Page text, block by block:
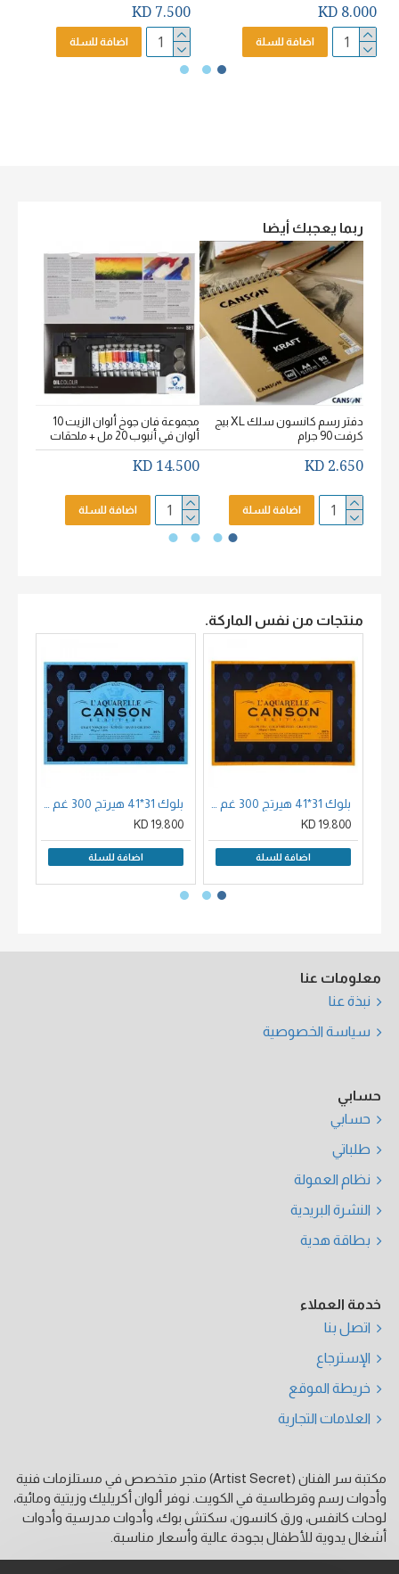
8.000 KD
اضافة للسلة
7.500 KD
اضافة للسلة
ربما يعجبك أيضا
دفتر رسم كانسون سلك XL بيج
كرفت 90 جرام
2.650 KD
اضافة للسلة
مجموعة فان جوخ ألوان الزيت 10
ألوان في أنبوب 20 مل + ملحقات
14.500 KD
اضافة للسلة
منتجات من نفس الماركة.
19.800 KD
اضافة للسلة
19.800 KD
اضافة للسلة
معلومات عنا
نبذة عنا
سياسة الخصوصية
حسابي
حسابي
طلباتي
نظام العمولة
النشرة البريدية
بطاقة هدية
خدمة العملاء
اتصل بنا
الإسترجاع
خريطة الموقع
العلامات التجارية
مكتبة سر الفنان (Artist Secret) متجر متخصص في مستلزمات فنية
وأدوات رسم وقرطاسية في الكويت. نوفر ألوان أكريليك وزيتية ومائية،
لوحات كانفس، ورق كانسون، سكتش بوك، وأدوات مدرسية وأدوات
أشغال يدوية للأطفال بجودة عالية وأسعار مناسبة.